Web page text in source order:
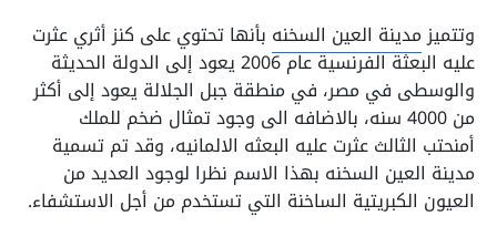
وتتميزمدينة العين السخنه بأنها تحتوي على كنز أثري عثرت
عليه البعثة الفرنسية عام 2006 يعود إلى الدولة الحديثة
والوسطى في مصر، في منطقة جبل الجلالة يعود إلى أكثر
من 4000 سنه، بالاضافه الى وجود تمثال ضخم للملك
أمنحتب الثالث عثرت عليه البعثه الالمانيه، وقد تم تسمية
مدينة العين السخنه بهذا الاسم نظرا لوجود العديد من
العيون الكبريتية الساخنة التي تستخدم من أجل الاستشفاء.